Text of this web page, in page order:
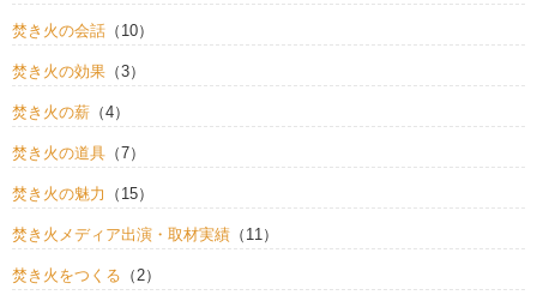
焚き火の会話 （10）
焚き火の効果 （3）
焚き火の薪 （4）
焚き火の道具 （7）
焚き火の魅力 （15）
焚き火メディア出演・取材実績 （11）
焚き火をつくる （2）